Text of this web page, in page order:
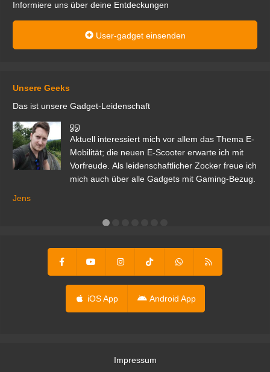
Informiere uns über deine Entdeckungen
User-gadget einsenden
Unsere Geeks
Das ist unsere Gadget-Leidenschaft
Aktuell interessiert mich vor allem das Thema E-
Mobilität; die neuen E-Scooter erwarte ich mit
Vorfreude. Als leidenschaftlicher Zocker freue ich
mich auch über alle Gadgets mit Gaming-Bezug.
Jens
iOS App Android App
Impressum